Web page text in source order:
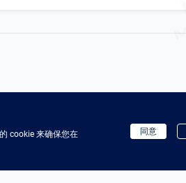
cookie 来确保您在
同意